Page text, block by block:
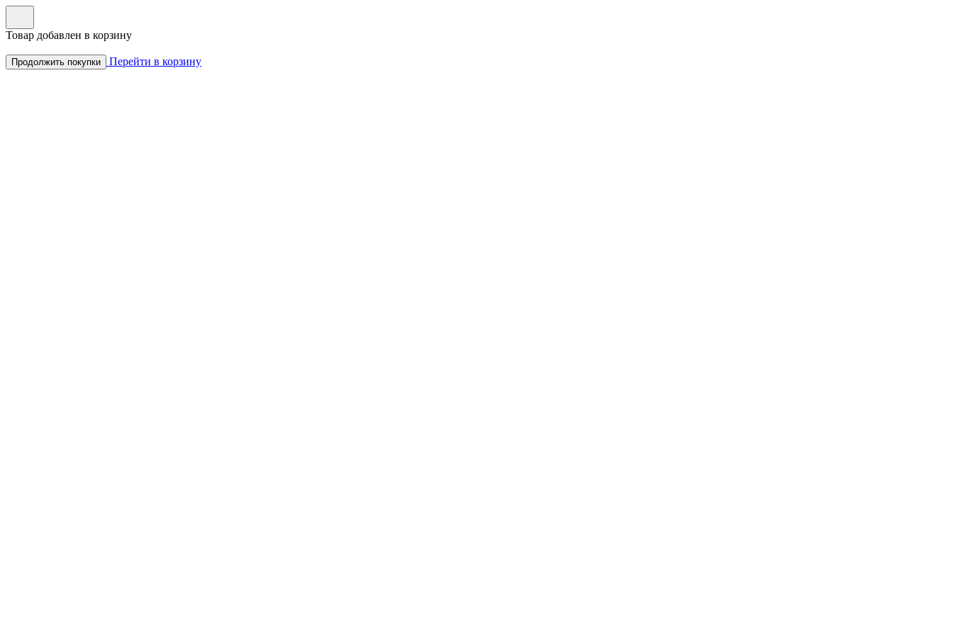
Товар добавлен в корзину
Продолжить покупки Перейти в корзину